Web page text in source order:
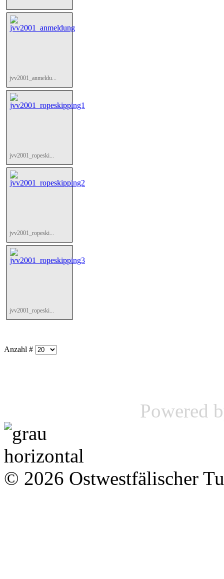
jvv2001_anmeldu...
jvv2001_ropeski...
jvv2001_ropeski...
jvv2001_ropeski...
Anzahl #
Powered
© 2026 Ostwestfälischer